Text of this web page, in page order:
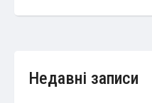
Недавні записи